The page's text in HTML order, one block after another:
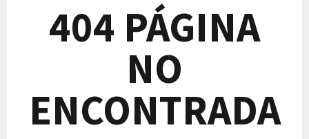
404 PÁGINA
NO
ENCONTRADA